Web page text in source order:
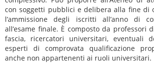
con soggetti pubblici e delibera alla fine di
l’ammissione degli iscritti all’anno di
all’esame finale. È composto da professori
fascia, ricercatori universitari, eventuali
esperti di comprovata qualificazione
anche non appartenenti ai ruoli universitari.